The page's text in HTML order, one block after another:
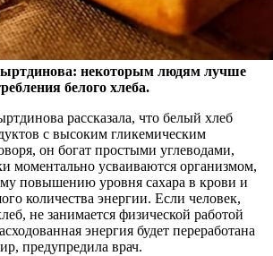
некоторым людям лучше
белого хлеба.
рассказала, что белый хлеб
с высоким гликемическим
он богат простыми углеводами,
моментально усваиваются организмом,
повышению уровня сахара в крови и
количества энергии. Если человек,
не занимается физической работой
энергия будет переработана
предупредила врач.